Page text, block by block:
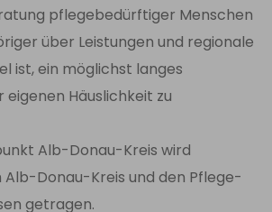
pflegebedürftiger Menschen
über Leistungen und regionale
ist, ein möglichst langes
Häuslichkeit zu
Alb-Donau-Kreis wird
Donau-Kreis und den Pflege-
getragen.